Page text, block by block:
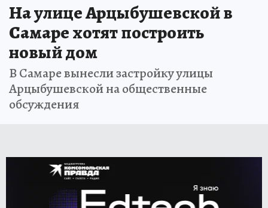
На улице Арцыбушевской в
Самаре хотят построить
новый дом
В Самаре вынесли застройку улицы
Арцыбушевской на общественные
обсуждения